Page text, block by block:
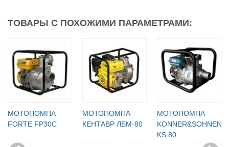
ТОВАРЫ С ПОХОЖИМИ ПАРАМЕТРАМИ:
МОТОПОМПА
FORTE FP30C
МОТОПОМПА
КЕНТАВР ЛБМ-80
МОТОПОМПА
KONNER&SOHNEN
KS 80